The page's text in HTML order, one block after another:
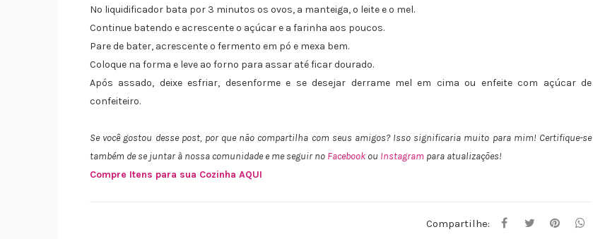
No liquidificador bata por 3 minutos os ovos, a manteiga, o leite e o mel.
Continue batendo e acrescente o açúcar e a farinha aos poucos.
Pare de bater, acrescente o fermento em pó e mexa bem.
Coloque na forma e leve ao forno para assar até ficar dourado.
Após assado, deixe esfriar, desenforme e se desejar derrame mel em cima ou enfeite com açúcar de
confeiteiro.
Se você gostou desse post, por que não compartilha com seus amigos? Isso significaria muito para mim! Certifique-se
também de se juntar à nossa comunidade e me seguir no Facebook ou Instagram para atualizações!
Compre Itens para sua Cozinha AQUI
Compartilhe: